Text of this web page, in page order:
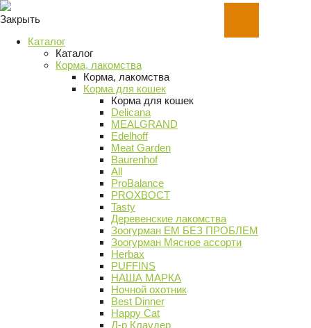
Закрыть
Каталог
Каталог
Корма, лакомства
Корма, лакомства
Корма для кошек
Корма для кошек
Delicana
MEALGRAND
Edelhoff
Meat Garden
Baurenhof
All
ProBalance
PROХВОСТ
Tasty
Деревенские лакомства
Зоогурман ЕМ БЕЗ ПРОБЛЕМ
Зоогурман Мясное ассорти
Herbax
PUFFINS
НАША МАРКА
Ночной охотник
Best Dinner
Happy Cat
Д-р Клаудер